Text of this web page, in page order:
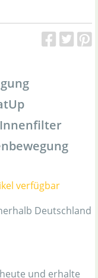
verfügbar
Deutschland
und erhalte